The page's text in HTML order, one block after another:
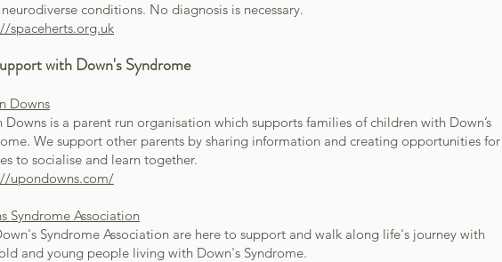
conditions. No diagnosis is necessary.
spaceherts.org.uk
with Down's Syndrome
Downs
Downs is a parent run organisation which supports families of children with Down’s
We support other parents by sharing information and creating opportunities for
to socialise and learn together.
upondowns.com/
Syndrome Association
Syndrome Association are here to support and walk along life's journey with
and young people living with Down's Syndrome.